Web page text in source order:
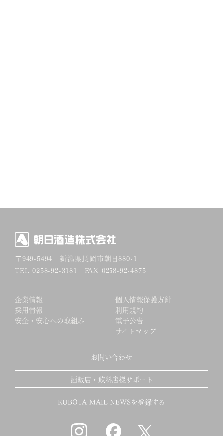
〒949-5494 新潟県長岡市朝日880-1
TEL 0258-92-3181 FAX 0258-92-4875
企業情報
採用情報
安全・安心への取組み
個人情報保護方針
利用規約
電子公告
サイトマップ
お問い合わせ
酒販店・飲料店様サポート
KUBOTA MAIL NEWSを登録する